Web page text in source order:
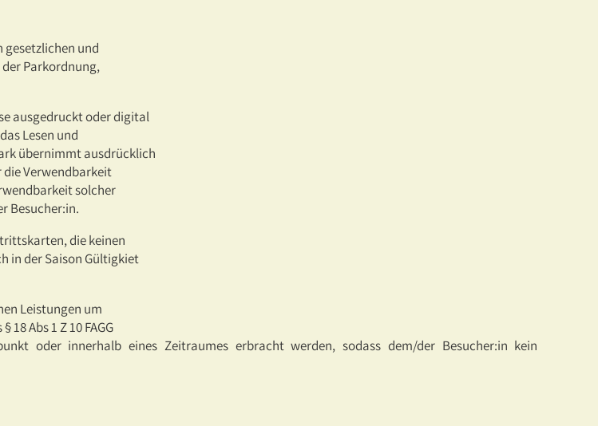
gesetzlichen und
der Parkordnung,
ausgedruckt oder digital
Lesen und
übernimmt ausdrücklich
Verwendbarkeit
solcher
Besucher:in.
die keinen
in der Saison Gültigkiet
Leistungen um
Abs 1 Z 10 FAGG
oder innerhalb eines Zeitraumes erbracht werden, sodass dem/der Besucher:in kein